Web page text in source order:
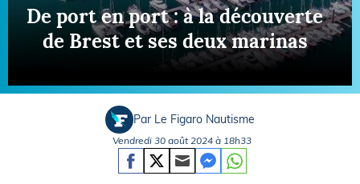
De port en port : à la découverte
de Brest et ses deux marinas
Par Le Figaro Nautisme
Vendredi 30 août 2024 à 18h33